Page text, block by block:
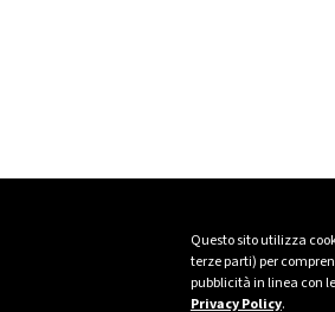
Questo sito utilizza
terze parti) per
pubblicità in linea con
Privacy Policy.